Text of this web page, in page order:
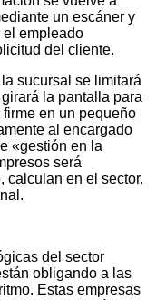
un escáner y
el empleado
del cliente.
sucursal se limitará
la pantalla para
en un pequeño
al encargado
«gestión en la
será
calculan en el sector.
del sector
obligando a las
Estas empresas